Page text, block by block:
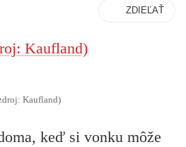
ZDIEĽAŤ
Kaufland)
keď si vonku môže